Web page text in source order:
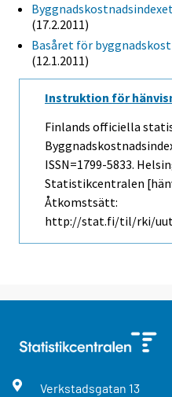
(17.2.2011)
Basåret för
(12.1.2011)
Instruktion för
Finlands officiella
ISSN=1799-5833.
Statistikcentralen
Åtkomstsätt:
http://stat.fi/til/rki/
Verkstadsgatan 13